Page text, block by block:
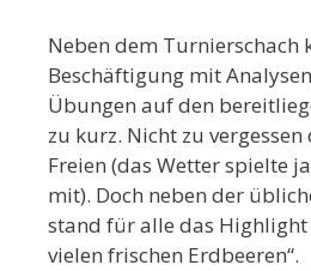
Neben dem Turnierschach
Beschäftigung mit
Übungen auf den
zu kurz. Nicht zu
Freien (das Wetter spielte
mit). Doch neben der
stand für alle das Highlight
vielen frischen Erdbeeren“.